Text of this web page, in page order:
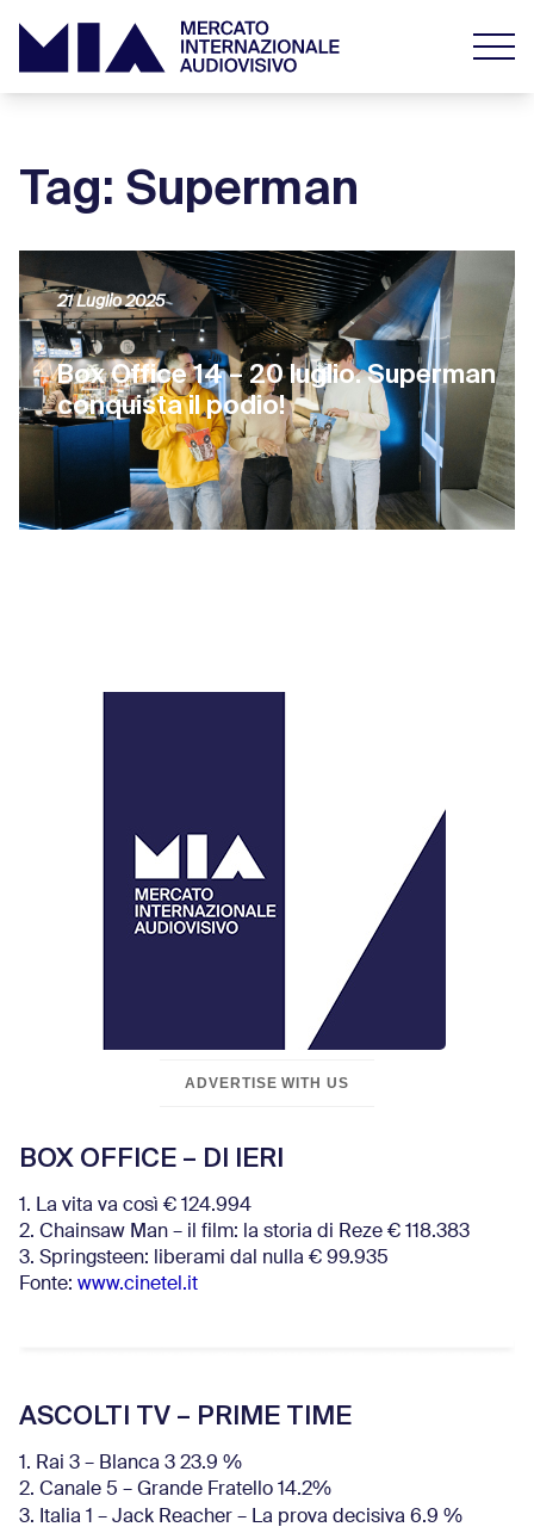
Tag: Superman
Box Office 14 – 20 luglio. Superman
conquista il podio!
21 Luglio 2025
ADVERTISE WITH US
BOX OFFICE – DI IERI
1. La vita va così € 124.994
2. Chainsaw Man – il film: la storia di Reze € 118.383
3. Springsteen: liberami dal nulla € 99.935
Fonte: www.cinetel.it
ASCOLTI TV – PRIME TIME
1. Rai 3 – Blanca 3 23.9 %
2. Canale 5 – Grande Fratello 14.2%
3. Italia 1 – Jack Reacher – La prova decisiva 6.9 %